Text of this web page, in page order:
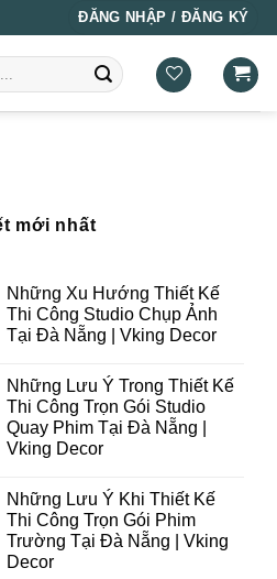
ĐĂNG NHẬP / ĐĂNG KÝ
mới nhất
Những Xu Hướng Thiết Kế
Thi Công Studio Chụp Ảnh
Tại Đà Nẵng | Vking Decor
bình
luận
ở
Những
Xu
Hướng
Thi
Công
Studio
Chụp
Ảnh
Tại
Những Lưu Ý Trong Thiết Kế
Thi Công Trọn Gói Studio
Quay Phim Tại Đà Nẵng |
Vking Decor
bình
luận
ở
Những
Lưu
Ý
Những Lưu Ý Khi Thiết Kế
Thi Công Trọn Gói Phim
Trường Tại Đà Nẵng | Vking
Decor